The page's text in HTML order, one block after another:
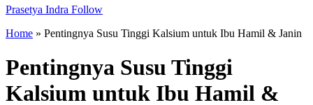
Prasetya Indra Follow
Home » Pentingnya Susu Tinggi Kalsium untuk Ibu Hamil & Janin
Pentingnya Susu Tinggi
Kalsium untuk Ibu Hamil &